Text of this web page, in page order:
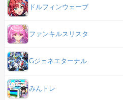
ドルフィンウェーブ
ファンキルスリスタ
Gジェネエターナル
みんトレ